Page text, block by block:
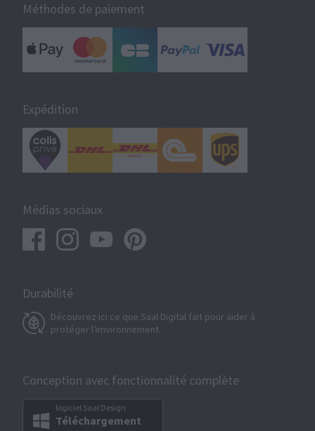
Méthodes de paiement
Expédition
Médias sociaux
Durabilité
Découvrez ici ce que Saal Digital fait pour aider à
protéger l’environnement.
Conception avec fonctionnalité complète
logiciel Saal Design
Téléchargement